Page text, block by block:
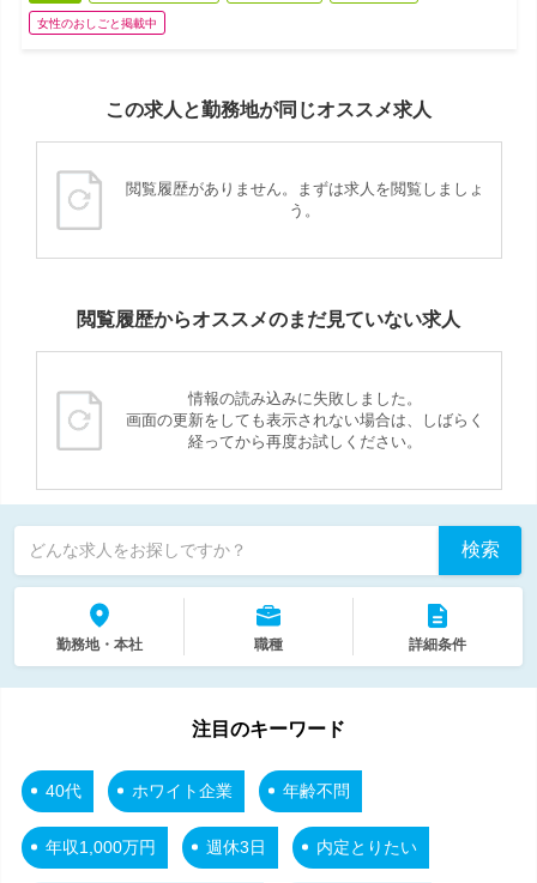
女性のおしごと掲載中
この求人と勤務地が同じオススメ求人
閲覧履歴がありません。まずは求人を閲覧しましょ
う。
閲覧履歴からオススメのまだ見ていない求人
情報の読み込みに失敗しました。
画面の更新をしても表示されない場合は、しばらく
経ってから再度お試しください。
どんな求人をお探しですか？ 検索
勤務地・本社 職種 詳細条件
注目のキーワード
40代 ホワイト企業 年齢不問
年収1,000万円 週休3日 内定とりたい